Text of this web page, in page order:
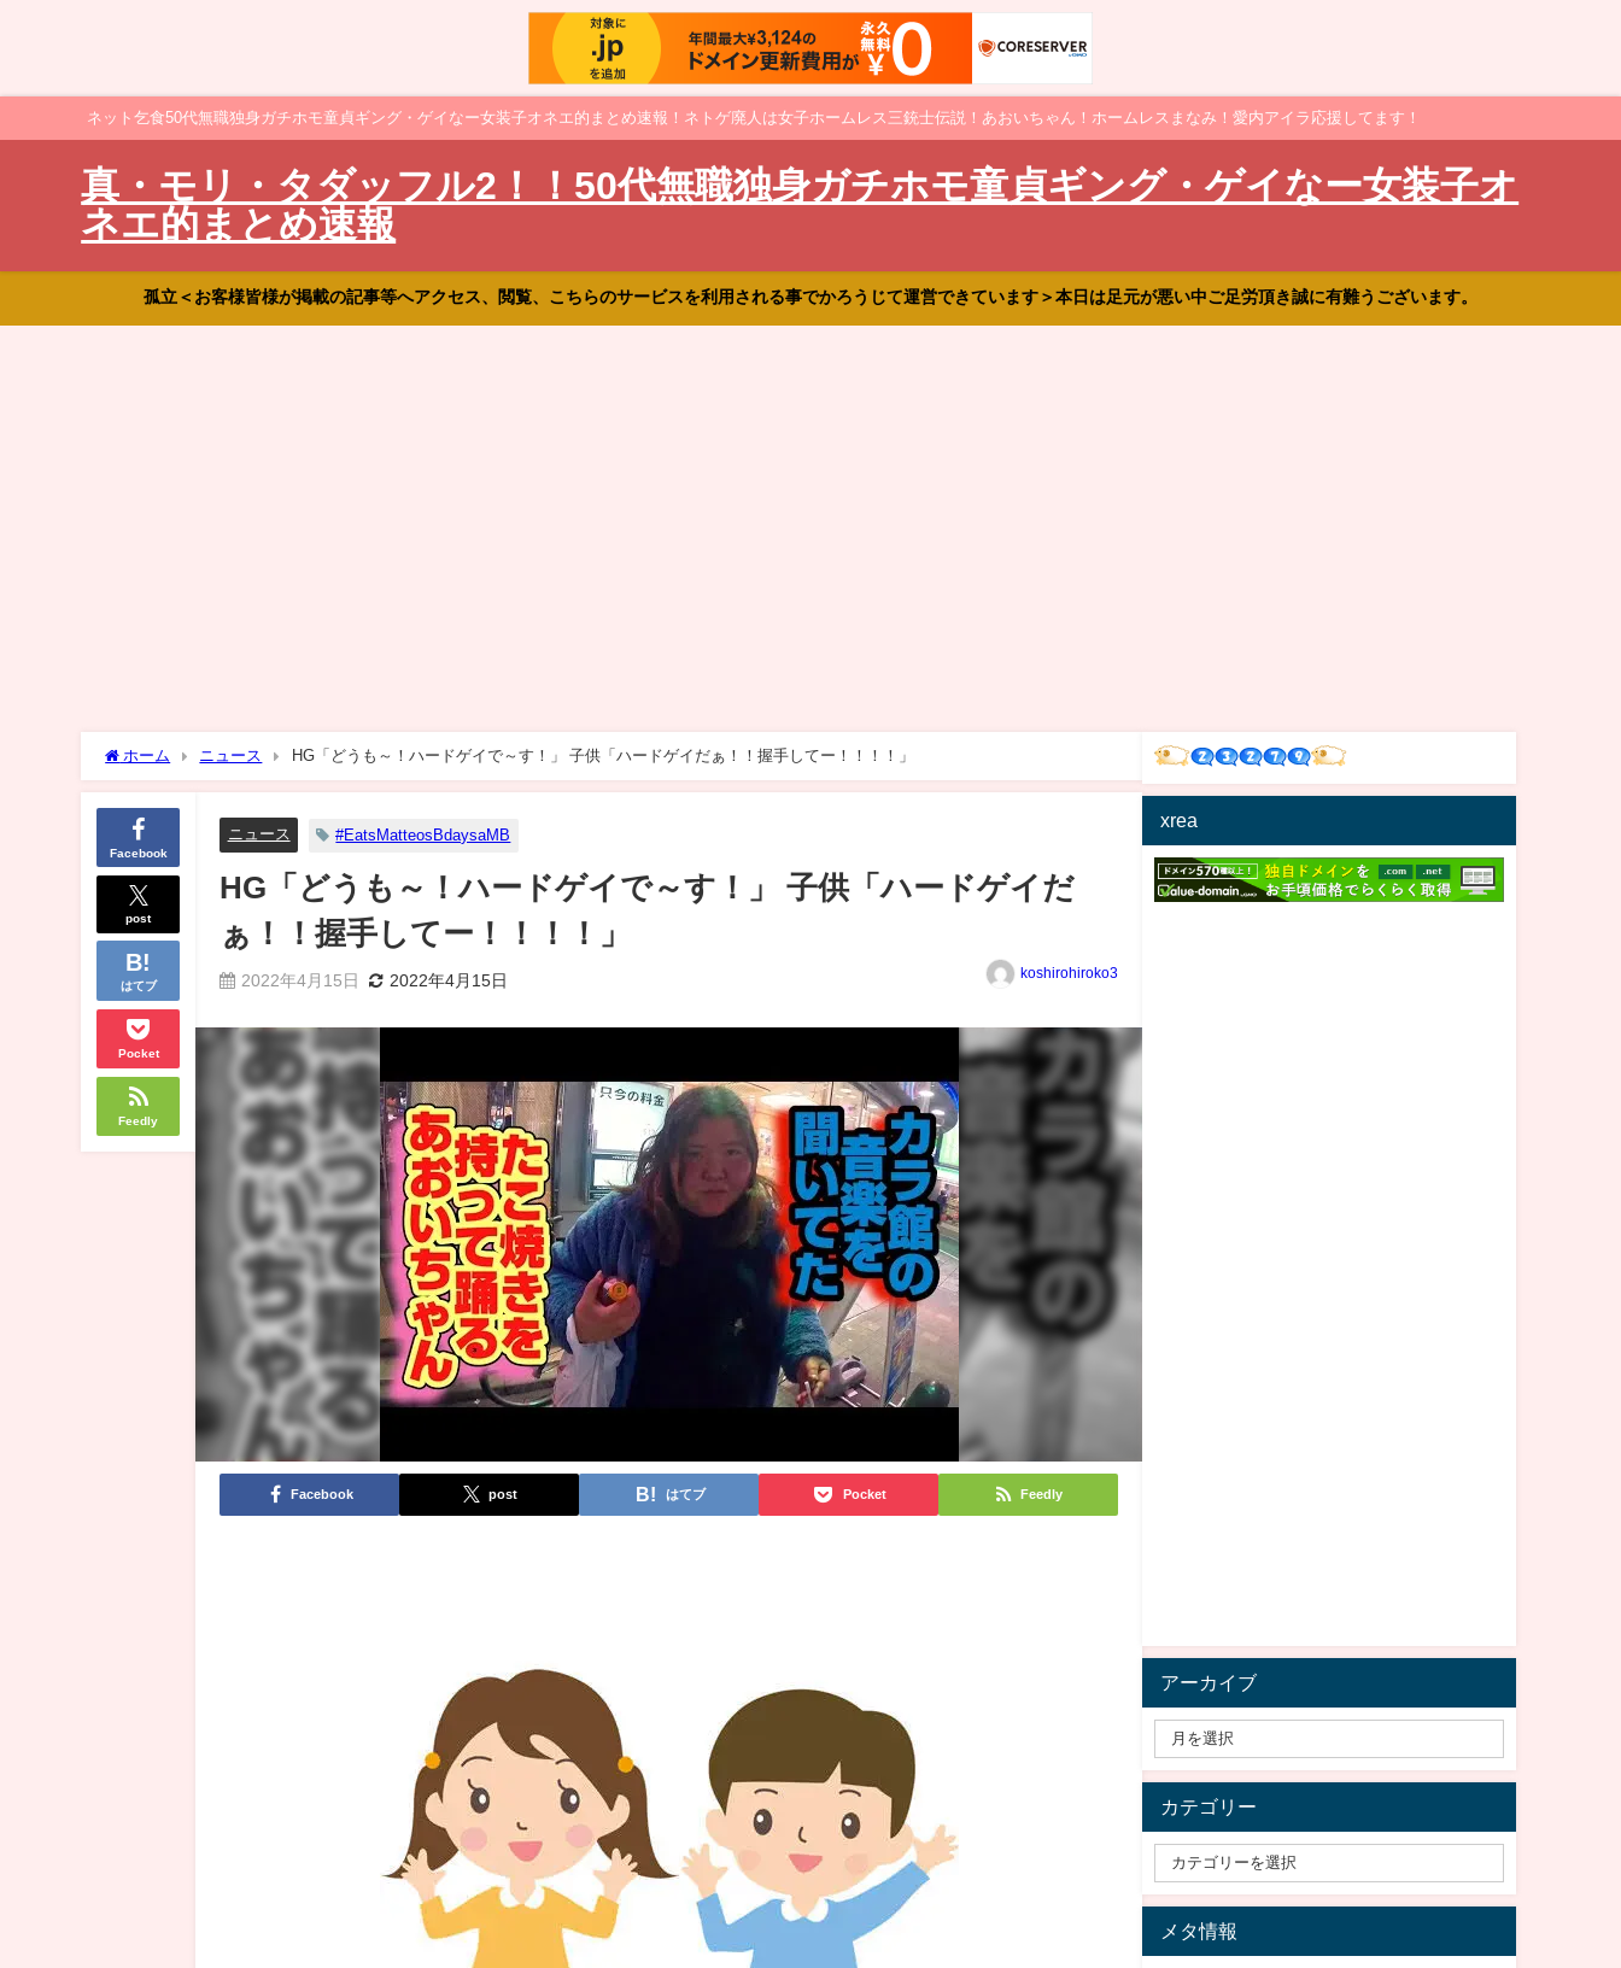
ネット乞食50代無職独身ガチホモ童貞ギング・ゲイなー女装子オネエ的まとめ速報！ネトゲ廃人は女子ホームレス三銃士伝説！あおいちゃん！ホームレスまなみ！愛内アイラ応援してます！
真・モリ・タダッフル2！！50代無職独身ガチホモ童貞ギング・ゲイなー女装子オ
ネエ的まとめ速報
孤立＜お客様皆様が掲載の記事等へアクセス、閲覧、こちらのサービスを利用される事でかろうじて運営できています＞本日は足元が悪い中ご足労頂き誠に有難うございます。
ホーム ニュース HG「どうも～！ハードゲイで～す！」 子供「ハードゲイだぁ！！握手してー！！！！」
Facebook
post
はてブ
Pocket
Feedly
ニュース #EatsMatteosBdaysaMB
HG「どうも～！ハードゲイで～す！」 子供「ハードゲイだ
ぁ！！握手してー！！！！」
2022年4月15日 2022年4月15日 koshirohiroko3
Facebook post はてブ Pocket Feedly
xrea
アーカイブ
カテゴリー
メタ情報